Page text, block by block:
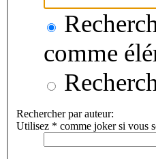
comme
Rechercher par auteur:
Utilisez * comme joker si vous